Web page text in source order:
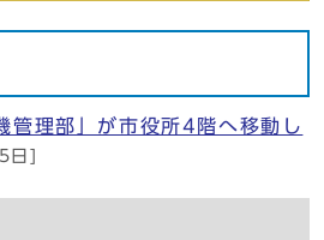
管理部」が市役所4階へ移動し
日]